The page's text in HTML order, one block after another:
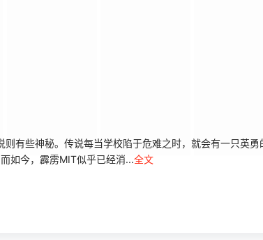
些神秘。传说每当学校陷于危难之时，就会有一只英勇
如今，霹雳MIT似乎已经消...全文